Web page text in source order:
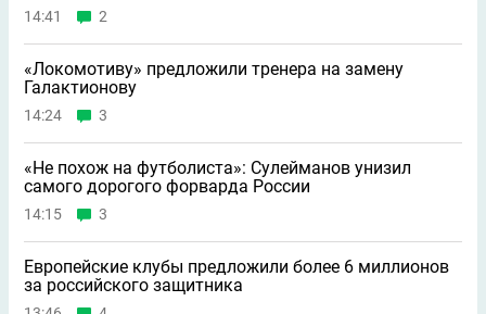
14:41 2
«Локомотиву» предложили тренера на замену
Галактионову
14:24 3
«Не похож на футболиста»: Сулейманов унизил
самого дорогого форварда России
14:15 3
Европейские клубы предложили более 6 миллионов
за российского защитника